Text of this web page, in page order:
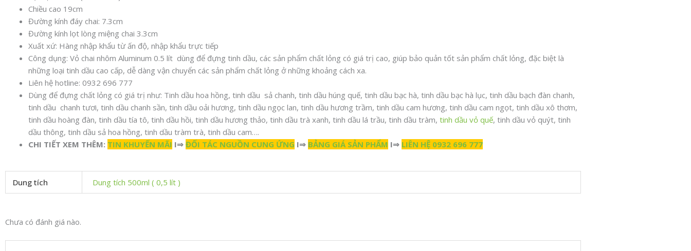
Chiều cao 19cm
Đường kính đáy chai: 7.3cm
Đường kính lọt lòng miệng chai 3.3cm
Xuất xứ: Hàng nhập khẩu từ ấn độ, nhập khẩu trực tiếp
Công dụng: Vỏ chai nhôm Aluminum 0.5 lít dùng để đựng tinh dầu, các sản phẩm chất lỏng có giá trị cao, giúp bảo quản tốt sản phẩm chất lỏng, đặc biệt là
những loại tinh dầu cao cấp, dễ dàng vận chuyển các sản phẩm chất lỏng ở những khoảng cách xa.
Liên hệ hotline: 0932 696 777
Dùng để đựng chất lỏng có giá trị như: Tinh dầu hoa hồng, tinh dầu sả chanh, tinh dầu húng quế, tinh dầu bạc hà, tinh dầu bạc hà lục, tinh dầu bạch đàn chanh,
tinh dầu chanh tươi, tinh dầu chanh sần, tinh dầu oải hương, tinh dầu ngọc lan, tinh dầu hương trầm, tinh dầu cam hương, tinh dầu cam ngọt, tinh dầu xô thơm,
tinh dầu hoàng đàn, tinh dầu tía tô, tinh dầu hồi, tinh dầu hương thảo, tinh dầu trà xanh, tinh dầu lá trầu, tinh dầu tràm, tinh dầu vỏ quế, tinh dầu vỏ quýt, tinh
dầu thông, tinh dầu sả hoa hồng, tinh dầu tràm trà, tinh dầu cam….
CHI TIẾT XEM THÊM: TIN KHUYẾN MÃI I⇒ ĐỐI TÁC NGUỒN CUNG ỨNG I⇒ BẢNG GIÁ SẢN PHẨM I⇒ LIÊN HỆ 0932 696 777
Dung tích Dung tích 500ml ( 0,5 lít )
Chưa có đánh giá nào.